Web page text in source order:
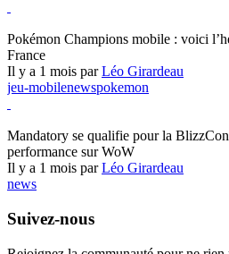
Pokémon Champions mobile : voici
France
Il y a 1 mois parLéo Girardeau
jeu-mobilenewspokemon
Mandatory se qualifie pour la
performance sur WoW
Il y a 1 mois parLéo Girardeau
news
Suivez-nous